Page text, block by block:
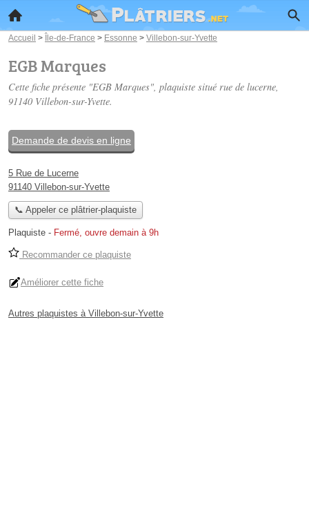
Accueil > Île-de-France > Essonne > Villebon-sur-Yvette
EGB Marques
Cette fiche présente "EGB Marques", plaquiste situé rue de lucerne,
91140 Villebon-sur-Yvette.
Demande de devis en ligne
5 Rue de Lucerne
91140 Villebon-sur-Yvette
📞 Appeler ce plâtrier-plaquiste
Plaquiste - Fermé, ouvre demain à 9h
Recommander ce plaquiste
Améliorer cette fiche
Autres plaquistes à Villebon-sur-Yvette